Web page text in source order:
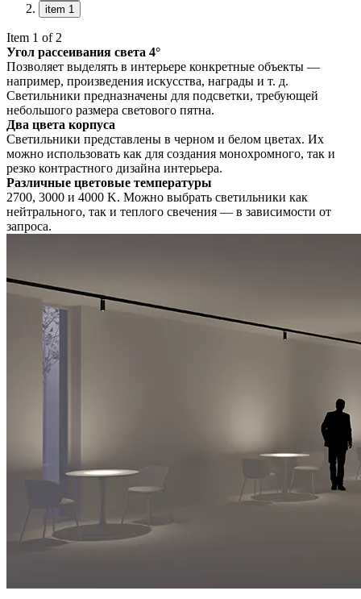
item 1
Item 1 of 2
Угол рассеивания света 4°
Позволяет выделять в интерьере конкретные объекты —
например, произведения искусства, награды и т. д.
Светильники предназначены для подсветки, требующей
небольшого размера светового пятна.
Два цвета корпуса
Светильники представлены в черном и белом цветах. Их
можно использовать как для создания монохромного, так и
резко контрастного дизайна интерьера.
Различные цветовые температуры
2700, 3000 и 4000 K. Можно выбрать светильники как
нейтрального, так и теплого свечения — в зависимости от
запроса.